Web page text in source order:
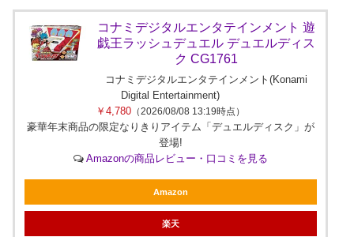
コナミデジタルエンタテインメント 遊
戯王ラッシュデュエル デュエルディス
ク CG1761
コナミデジタルエンタテインメント(Konami
Digital Entertainment)
￥4,780 （2026/08/08 13:19時点）
豪華年末商品の限定なりきりアイテム「デュエルディスク」が
登場!
Amazonの商品レビュー・口コミを見る
Amazon
楽天